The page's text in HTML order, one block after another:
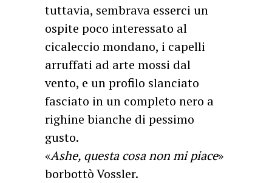
tuttavia, sembrava esserci un
ospite poco interessato al
cicaleccio mondano, i capelli
arruffati ad arte mossi dal
vento, e un profilo slanciato
fasciato in un completo nero a
righine bianche di pessimo
gusto.
«Ashe, questa cosa non mi piace»
borbottò Vossler.